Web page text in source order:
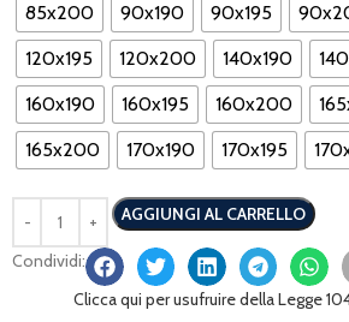
85x200
90x190 90x195
120x195
120x200 140x190
160x190
160x195 160x200
165x200
170x190 170x195
AGGIUNGI AL CARRELLO
Condividi:
Clicca qui per usufruire della Legge